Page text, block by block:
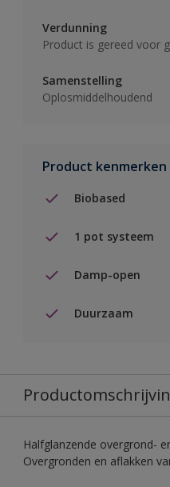
Verdunning
Product is gereed voor
Samenstelling
Oplosmiddelhoudend
Product kenmerken
Biobased
1 pot systeem
Damp-open
Duurzaam
Halfglanzende overgrond-
Overgronden en aflakken